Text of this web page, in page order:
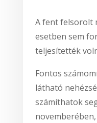
A fent felsorolt
esetben sem
teljesítették
Fontos
látható
számíthatok